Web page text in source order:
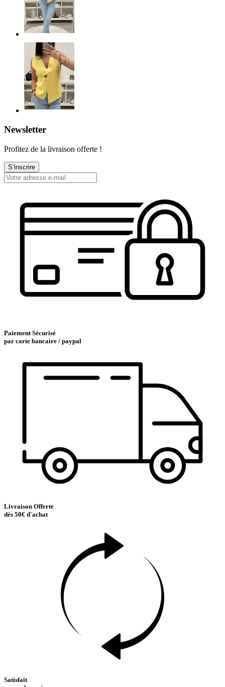
Newsletter
Profitez de la livraison offerte !
S’inscrire
Paiement Sécurisé
par carte bancaire / paypal
Livraison Offerte
dès 50€ d'achat
Satisfait